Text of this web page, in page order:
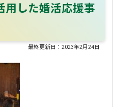
用した婚活応援事
最終更新日：2023年2月24日